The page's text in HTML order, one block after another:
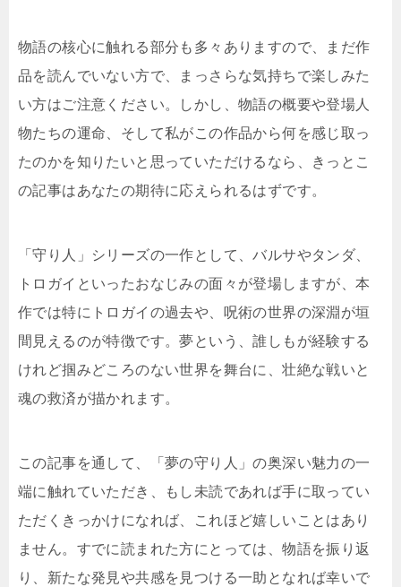
物語の核心に触れる部分も多々ありますので、まだ作
品を読んでいない方で、まっさらな気持ちで楽しみた
い方はご注意ください。しかし、物語の概要や登場人
物たちの運命、そして私がこの作品から何を感じ取っ
たのかを知りたいと思っていただけるなら、きっとこ
の記事はあなたの期待に応えられるはずです。
「守り人」シリーズの一作として、バルサやタンダ、
トロガイといったおなじみの面々が登場しますが、本
作では特にトロガイの過去や、呪術の世界の深淵が垣
間見えるのが特徴です。夢という、誰しもが経験する
けれど掴みどころのない世界を舞台に、壮絶な戦いと
魂の救済が描かれます。
この記事を通して、「夢の守り人」の奥深い魅力の一
端に触れていただき、もし未読であれば手に取ってい
ただくきっかけになれば、これほど嬉しいことはあり
ません。すでに読まれた方にとっては、物語を振り返
り、新たな発見や共感を見つける一助となれば幸いで